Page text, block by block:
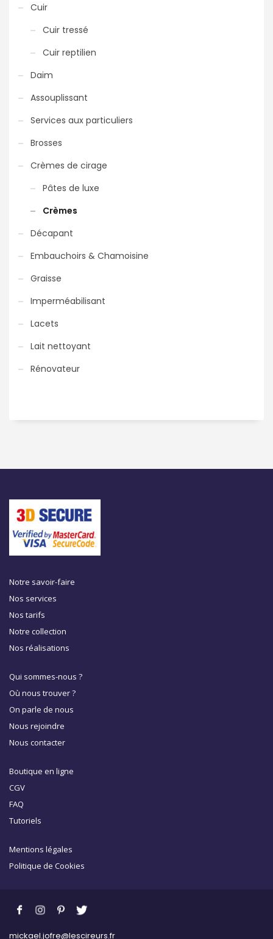
Cuir
Cuir tressé
Cuir reptilien
Daim
Assouplissant
Services aux particuliers
Brosses
Crèmes de cirage
Pâtes de luxe
Crèmes
Décapant
Embauchoirs & Chamoisine
Graisse
Imperméabilisant
Lacets
Lait nettoyant
Rénovateur
Notre savoir-faire
Nos services
Nos tarifs
Notre collection
Nos réalisations
Qui sommes-nous ?
Où nous trouver ?
On parle de nous
Nous rejoindre
Nous contacter
Boutique en ligne
CGV
FAQ
Tutoriels
Mentions légales
Politique de Cookies
mickael.jofre@lescireurs.fr